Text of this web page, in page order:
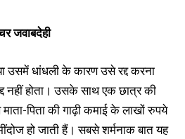
जवाबदेही
उसमें धांधली के कारण उसे रद्द करना
नहीं होता। उसके साथ एक छात्र की
पिता की गाढ़ी कमाई के लाखों रुपये
हो जाती हैं। सबसे शर्मनाक बात यह